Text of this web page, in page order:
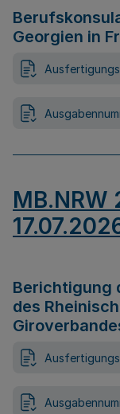
Georgien in
MB.NRW
Berichtigung
des